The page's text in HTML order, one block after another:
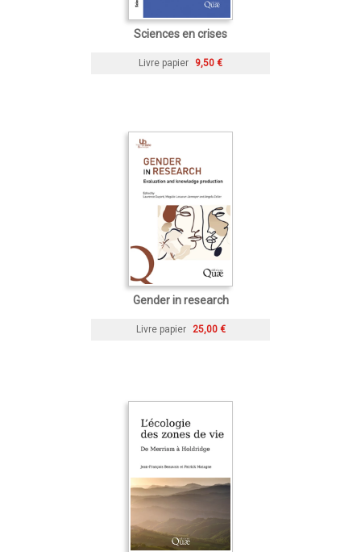
Sciences en crises
Livre papier 9,50 €
Gender in research
Livre papier 25,00 €